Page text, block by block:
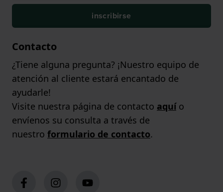
inscribirse
Contacto
¿Tiene alguna pregunta? ¡Nuestro equipo de
atención al cliente estará encantado de
ayudarle!
Visite nuestra página de contacto aquío
envíenos su consulta a través de
nuestro formulario de contacto.